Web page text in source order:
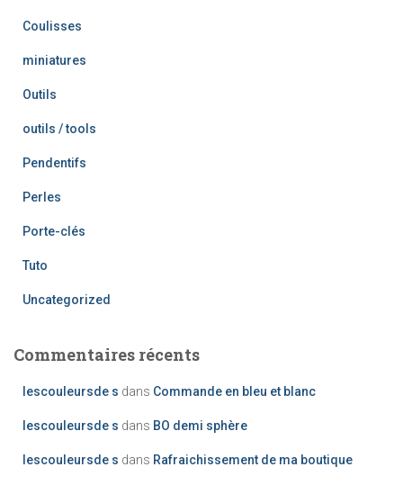
Coulisses
miniatures
Outils
outils / tools
Pendentifs
Perles
Porte-clés
Tuto
Uncategorized
Commentaires récents
lescouleursde s dans Commande en bleu et blanc
lescouleursde s dans BO demi sphère
lescouleursde s dans Rafraichissement de ma boutique